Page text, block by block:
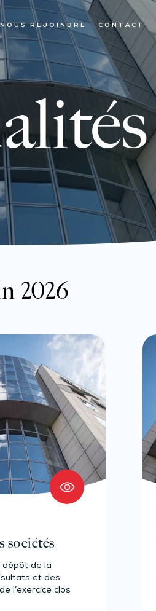
NOUS REJOINDRE CONTACT
2026
sociétés
de la
et des
l’exercice clos